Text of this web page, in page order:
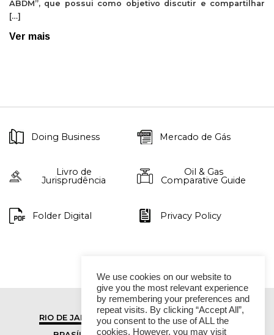
ABDM”, que possui como objetivo discutir e compartilhar
[…]
Ver mais
Doing Business Mercado de Gás
Livro de
Jurisprudência
Oil & Gas
Comparative Guide
Folder Digital Privacy Policy
RIO DE JANEIRO
SÃO PAULO
We use cookies on our website to
give you the most relevant experience
by remembering your preferences and
repeat visits. By clicking “Accept All”,
you consent to the use of ALL the
cookies. However, you may visit